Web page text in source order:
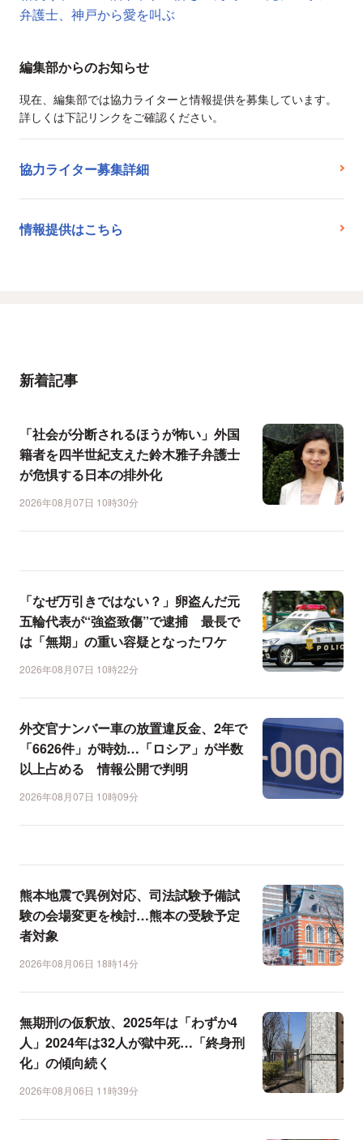
弁護士、神戸から愛を叫ぶ
編集部からのお知らせ
現在、編集部では協力ライターと情報提供を募集しています。
詳しくは下記リンクをご確認ください。
協力ライター募集詳細
情報提供はこちら
新着記事
「社会が分断されるほうが怖い」外国
籍者を四半世紀支えた鈴木雅子弁護士
が危惧する日本の排外化
2026年08月07日 10時30分
「なぜ万引きではない？」卵盗んだ元
五輪代表が“強盗致傷”で逮捕 最長で
は「無期」の重い容疑となったワケ
2026年08月07日 10時22分
外交官ナンバー車の放置違反金、2年で
「6626件」が時効…「ロシア」が半数
以上占める 情報公開で判明
2026年08月07日 10時09分
熊本地震で異例対応、司法試験予備試
験の会場変更を検討…熊本の受験予定
者対象
2026年08月06日 18時14分
無期刑の仮釈放、2025年は「わずか4
人」2024年は32人が獄中死…「終身刑
化」の傾向続く
2026年08月06日 11時39分